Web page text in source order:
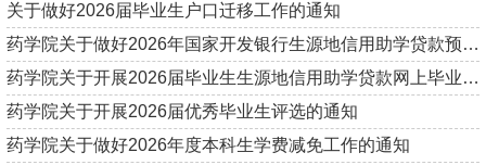
关于做好2026届毕业生户口迁移工作的通知
药学院关于做好2026年国家开发银行生源地信用助学贷款预申请工作...
药学院关于开展2026届毕业生生源地信用助学贷款网上毕业确认工作...
药学院关于开展2026届优秀毕业生评选的通知
药学院关于做好2026年度本科生学费减免工作的通知